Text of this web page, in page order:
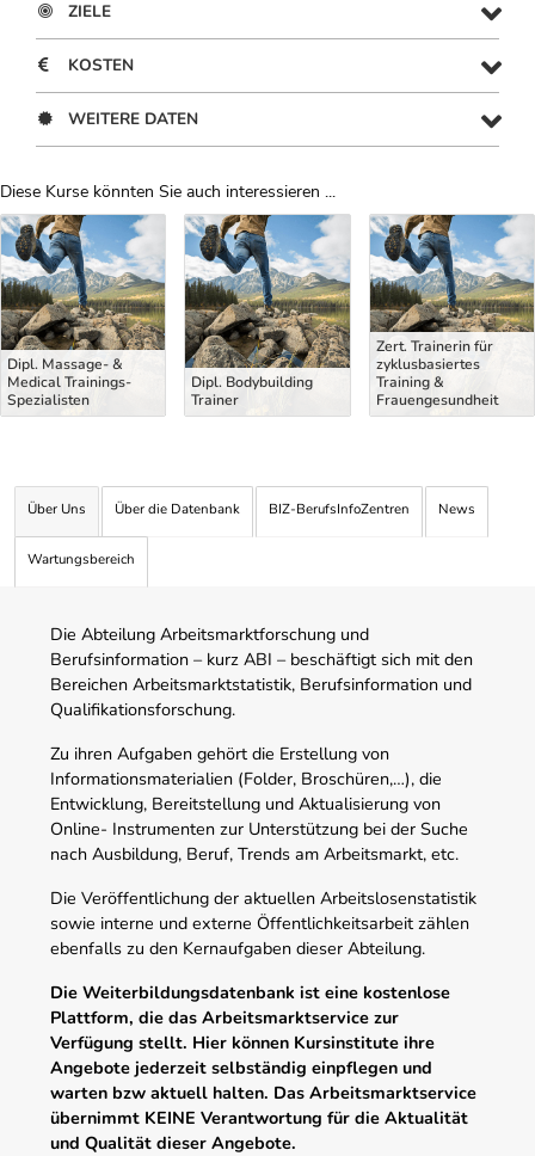
ZIELE
KOSTEN
WEITERE DATEN
Diese Kurse könnten Sie auch interessieren ...
Uber Weiterbildungsvorschläge
Dipl. Massage- &
Medical Trainings-
Spezialisten
Dipl. Bodybuilding
Trainer
Zert. Trainerin für
zyklusbasiertes
Training &
Frauengesundheit
Über Uns Über die Datenbank BIZ-BerufsInfoZentren News
Wartungsbereich
Die Abteilung Arbeitsmarktforschung und
Berufsinformation – kurz ABI – beschäftigt sich mit den
Bereichen Arbeitsmarktstatistik, Berufsinformation und
Qualifikationsforschung.
Zu ihren Aufgaben gehört die Erstellung von
Informationsmaterialien (Folder, Broschüren,…), die
Entwicklung, Bereitstellung und Aktualisierung von
Online- Instrumenten zur Unterstützung bei der Suche
nach Ausbildung, Beruf, Trends am Arbeitsmarkt, etc.
Die Veröffentlichung der aktuellen Arbeitslosenstatistik
sowie interne und externe Öffentlichkeitsarbeit zählen
ebenfalls zu den Kernaufgaben dieser Abteilung.
Die Weiterbildungsdatenbank ist eine kostenlose
Plattform, die das Arbeitsmarktservice zur
Verfügung stellt. Hier können Kursinstitute ihre
Angebote jederzeit selbständig einpflegen und
warten bzw aktuell halten. Das Arbeitsmarktservice
übernimmt KEINE Verantwortung für die Aktualität
und Qualität dieser Angebote.